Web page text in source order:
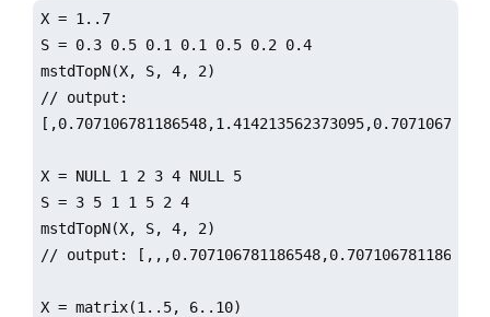
X = 1..7
S = 0.3 0.5 0.1 0.1 0.5 0.2 0.4
mstdTopN(X, S, 4, 2)
// output:
X = NULL 1 2 3 4 NULL 5
S = 3 5 1 1 5 2 4
mstdTopN(X, S, 4, 2)
// output:
X = matrix(1..5, 6..10)